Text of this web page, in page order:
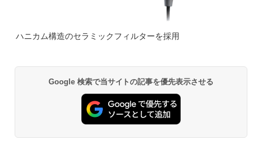
ハニカム構造のセラミックフィルターを採用
Google 検索で当サイトの記事を優先表示させる